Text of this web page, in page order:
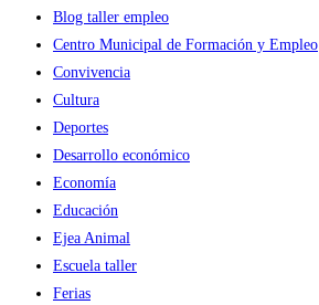
Blog taller empleo
Centro Municipal de Formación y Empleo
Convivencia
Cultura
Deportes
Desarrollo económico
Economía
Educación
Ejea Animal
Escuela taller
Ferias